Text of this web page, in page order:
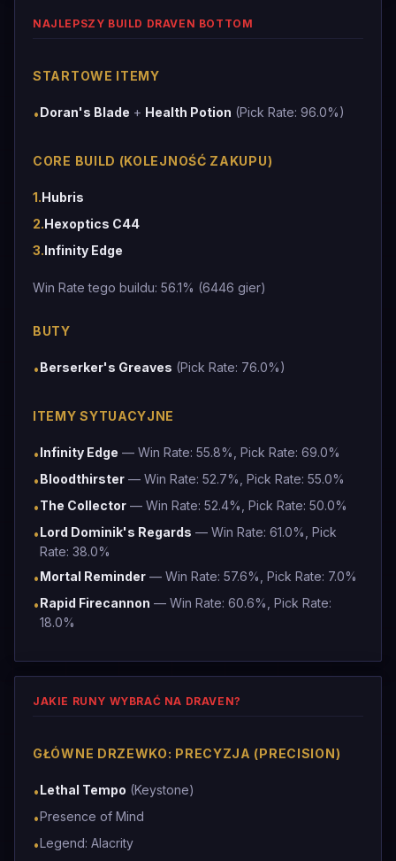
NAJLEPSZY BUILD DRAVEN BOTTOM
STARTOWE ITEMY
•Doran's Blade + Health Potion (Pick Rate: 96.0%)
CORE BUILD (KOLEJNOŚĆ ZAKUPU)
1.Hubris
2.Hexoptics C44
3.Infinity Edge
Win Rate tego buildu: 56.1% (6446 gier)
BUTY
•Berserker's Greaves (Pick Rate: 76.0%)
ITEMY SYTUACYJNE
•Infinity Edge — Win Rate: 55.8%, Pick Rate: 69.0%
•Bloodthirster — Win Rate: 52.7%, Pick Rate: 55.0%
•The Collector — Win Rate: 52.4%, Pick Rate: 50.0%
•Lord Dominik's Regards — Win Rate: 61.0%, Pick
Rate: 38.0%
•Mortal Reminder — Win Rate: 57.6%, Pick Rate: 7.0%
•Rapid Firecannon — Win Rate: 60.6%, Pick Rate:
18.0%
JAKIE RUNY WYBRAĆ NA DRAVEN?
GŁÓWNE DRZEWKO: PRECYZJA (PRECISION)
•Lethal Tempo (Keystone)
•Presence of Mind
•Legend: Alacrity